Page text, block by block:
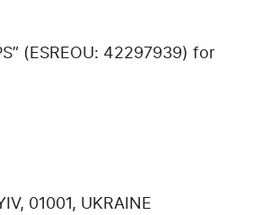
(ESREOU: 42297939) for
01001, UKRAINE